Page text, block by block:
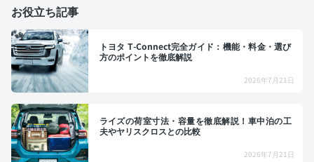
お役立ち記事
トヨタ T-Connect完全ガイド：機能・料金・選び
方のポイントを徹底解説
2026年7月21日
ライズの荷室寸法・容量を徹底解説！車中泊の工
夫やヤリスクロスとの比較
2026年7月21日